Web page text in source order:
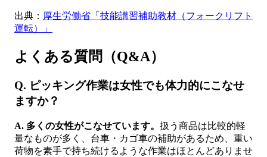
出典： 厚生労働省「技能講習補助教材（フォークリフト
運転）」
よくある質問（Q&A）
Q. ピッキング作業は女性でも体力的にこなせ
ますか？
A. 多くの女性がこなせています。 扱う商品は比較的軽
量なものが多く、台車・カゴ車の補助があるため、重い
荷物を素手で持ち続けるような作業はほとんどありませ